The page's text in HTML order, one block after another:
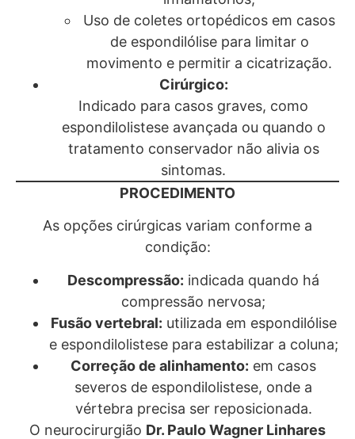
Uso de coletes ortopédicos em casos
de espondilólise para limitar o
movimento e permitir a cicatrização.
Cirúrgico:
Indicado para casos graves, como
espondilolistese avançada ou quando o
tratamento conservador não alivia os
sintomas.
PROCEDIMENTO
As opções cirúrgicas variam conforme a
condição:
Descompressão: indicada quando há
compressão nervosa;
Fusão vertebral: utilizada em espondilólise
e espondilolistese para estabilizar a coluna;
Correção de alinhamento: em casos
severos de espondilolistese, onde a
vértebra precisa ser reposicionada.
O neurocirurgião Dr. Paulo Wagner Linhares